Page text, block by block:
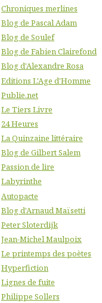
Chroniques merlines
Blog de Pascal Adam
Blog de Soulef
Blog de Fabien Clairefond
Blog d'Alexandre Rosa
Editions L'Age d'Homme
Publie.net
Le Tiers Livre
24 Heures
La Quinzaine littéraire
Blog de Gilbert Salem
Passion de lire
Labyrinthe
Autopacte
Blog d'Arnaud Maïsetti
Peter Sloterdijk
Jean-Michel Maulpoix
Le printemps des poètes
Hyperfiction
Lignes de fuite
Philippe Sollers